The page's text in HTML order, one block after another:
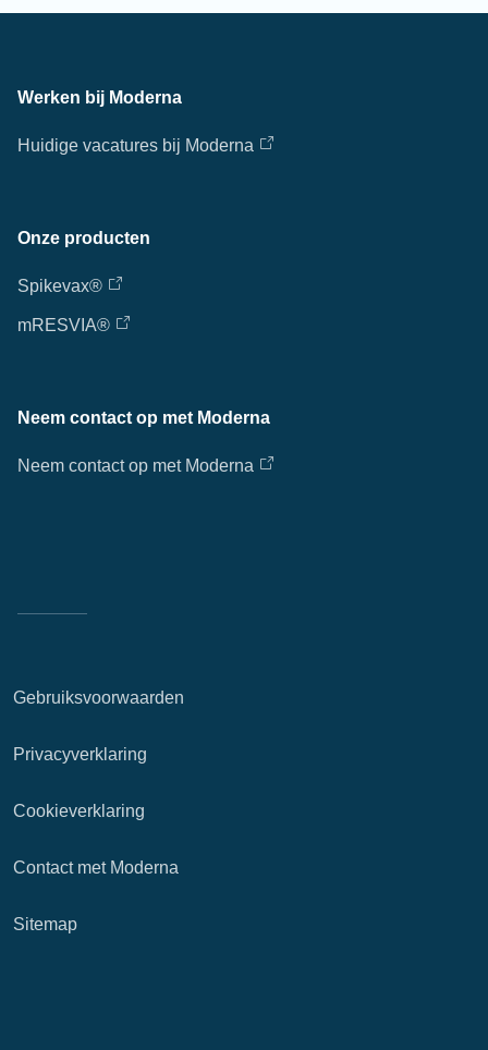
Werken bij Moderna
Huidige vacatures bij Moderna
Onze producten
Spikevax®
mRESVIA®
Neem contact op met Moderna
Neem contact op met Moderna
Gebruiksvoorwaarden
Privacyverklaring
Cookieverklaring
Contact met Moderna
Sitemap